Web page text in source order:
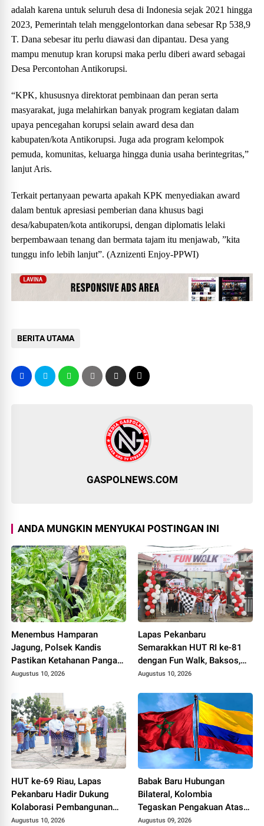
adalah karena untuk seluruh desa di Indonesia sejak 2021 hingga
2023, Pemerintah telah menggelontorkan dana sebesar Rp 538,9
T. Dana sebesar itu perlu diawasi dan dipantau. Desa yang
mampu menutup kran korupsi maka perlu diberi award sebagai
Desa Percontohan Antikorupsi.
“KPK, khususnya direktorat pembinaan dan peran serta
masyarakat, juga melahirkan banyak program kegiatan dalam
upaya pencegahan korupsi selain award desa dan
kabupaten/kota Antikorupsi. Juga ada program kelompok
pemuda, komunitas, keluarga hingga dunia usaha berintegritas,”
lanjut Aris.
Terkait pertanyaan pewarta apakah KPK menyediakan award
dalam bentuk apresiasi pemberian dana khusus bagi
desa/kabupaten/kota antikorupsi, dengan diplomatis lelaki
berpembawaan tenang dan bermata tajam itu menjawab, ”kita
tunggu info lebih lanjut”. (Aznizenti Enjoy-PPWI)
BERITA UTAMA
GASPOLNEWS.COM
ANDA MUNGKIN MENYUKAI POSTINGAN INI
Menembus Hamparan
Jagung, Polsek Kandis
Pastikan Ketahanan Pangan
Tetap Terjaga
Augustus 10, 2026
Lapas Pekanbaru
Semarakkan HUT RI ke-81
dengan Fun Walk, Baksos,
dan Lomba Tradisional
Augustus 10, 2026
HUT ke-69 Riau, Lapas
Pekanbaru Hadir Dukung
Kolaborasi Pembangunan
Daerah
Augustus 10, 2026
Babak Baru Hubungan
Bilateral, Kolombia
Tegaskan Pengakuan Atas
Kedaulatan Maroko di
Augustus 09, 2026